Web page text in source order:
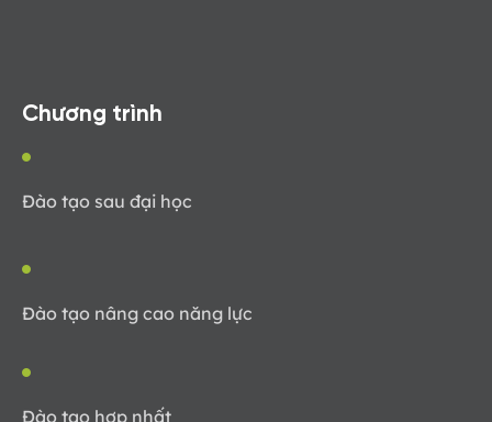
Chương trình
Đào tạo sau đại học
Đào tạo nâng cao năng lực
Đào tạo hợp nhất